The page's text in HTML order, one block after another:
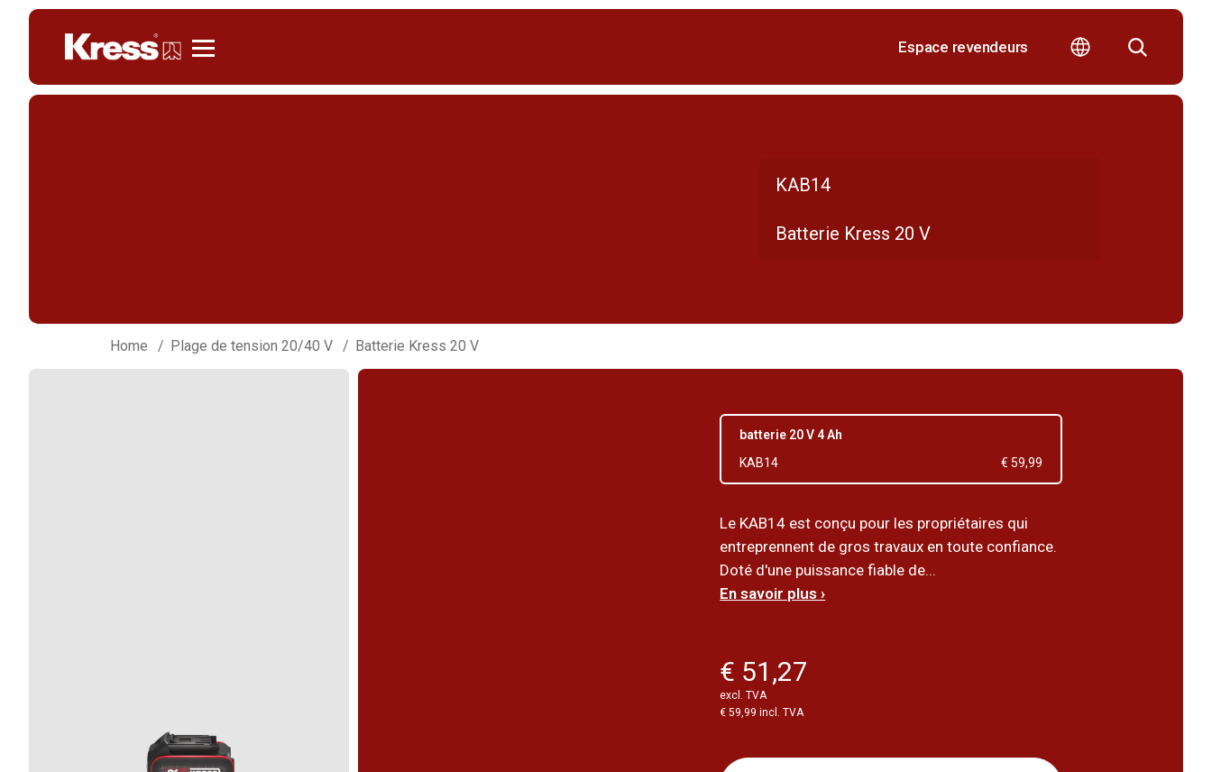
Espace revendeurs
KAB14
Batterie Kress 20 V
Home Plage de tension 20/40 V Batterie Kress 20 V
batterie 20 V 4 Ah
KAB14
€ 59,99
Le KAB14 est conçu pour les propriétaires qui
entreprennent de gros travaux en toute confiance.
Doté d'une puissance fiable de...
En savoir plus ›
€ 51,27
excl. TVA
€ 59,99 incl. TVA